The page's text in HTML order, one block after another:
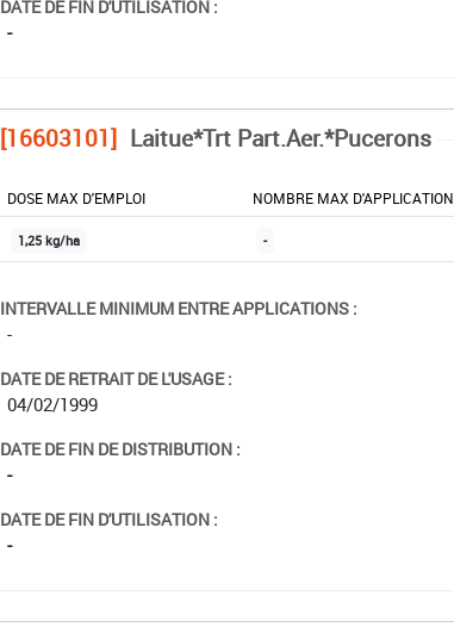
DATE DE FIN D'UTILISATION :
-
[16603101] Laitue*Trt Part.Aer.*Pucerons
DOSE MAX D'EMPLOI NOMBRE MAX D'APPLICATION
1,25 kg/ha -
INTERVALLE MINIMUM ENTRE APPLICATIONS :
-
DATE DE RETRAIT DE L'USAGE :
04/02/1999
DATE DE FIN DE DISTRIBUTION :
-
DATE DE FIN D'UTILISATION :
-